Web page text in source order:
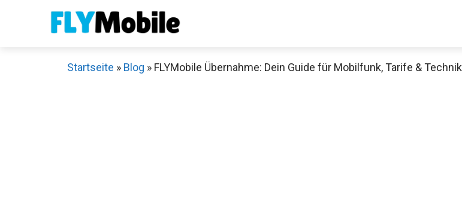
Startseite » Blog » FLYMobile Übernahme: Dein Guide für Mobilfunk, Tarife & Technik